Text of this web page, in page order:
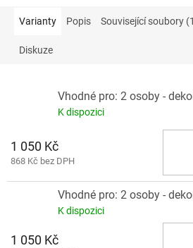
Varianty Popis Související soubory
Diskuze
Vhodné pro: 2 osoby -
K dispozici
1 050 Kč
868 Kč bez DPH
Vhodné pro: 2 osoby -
K dispozici
1 050 Kč